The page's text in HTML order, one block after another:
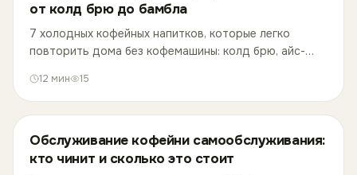
от колд брю до бамбла
7 холодных кофейных напитков, которые легко
повторить дома без кофемашины: колд брю, айс-
пропорциями и разбором ошибок.
12 мин 15
Обслуживание кофейни самообслуживания:
кто чинит и сколько это стоит